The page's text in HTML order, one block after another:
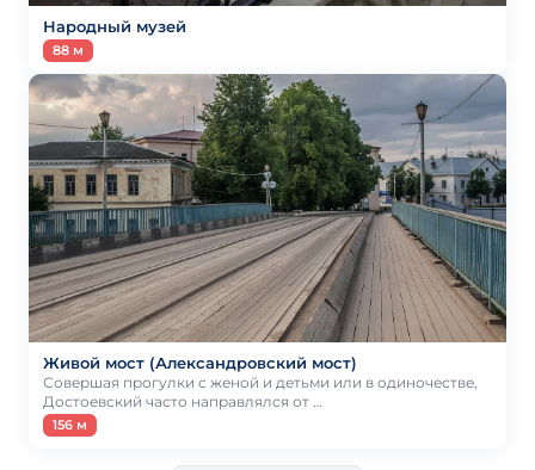
Народный музей
88 м
Живой мост (Александровский мост)
Совершая прогулки с женой и детьми или в одиночестве,
Достоевский часто направлялся от …
156 м